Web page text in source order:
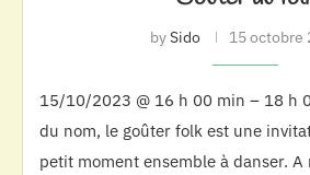
bySido 15 octobre
15/10/2023 @ 16 h 00 min – 18 h
du nom, le goûter folk est une
petit moment ensemble à danser.